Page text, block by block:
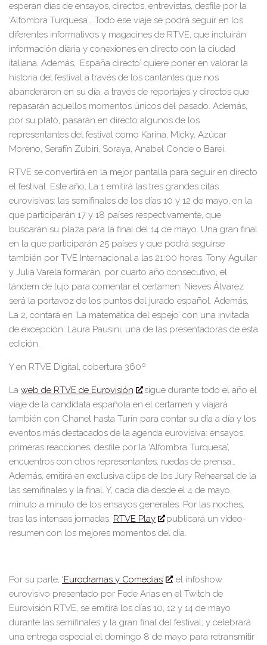
esperan días de ensayos, directos, entrevistas, desfile por la
‘Alfombra Turquesa’… Todo ese viaje se podrá seguir en los
diferentes informativos y magacines de RTVE, que incluirán
información diaria y conexiones en directo con la ciudad
italiana. Además, ‘España directo’ quiere poner en valorar la
historia del festival a través de los cantantes que nos
abanderaron en su día, a través de reportajes y directos que
repasarán aquellos momentos únicos del pasado. Además,
por su plató, pasarán en directo algunos de los
representantes del festival como Karina, Micky, Azúcar
Moreno, Serafín Zubiri, Soraya, Anabel Conde o Barei.
RTVE se convertirá en la mejor pantalla para seguir en directo
el festival. Este año, La 1 emitirá las tres grandes citas
eurovisivas: las semifinales de los días 10 y 12 de mayo, en la
que participarán 17 y 18 países respectivamente, que
buscarán su plaza para la final del 14 de mayo. Una gran final
en la que participarán 25 países y que podrá seguirse
también por TVE Internacional a las 21:00 horas. Tony Aguilar
y Julia Varela formarán, por cuarto año consecutivo, el
tándem de lujo para comentar el certamen. Nieves Álvarez
será la portavoz de los puntos del jurado español. Además,
La 2, contará en ‘La matemática del espejo’ con una invitada
de excepción: Laura Pausini, una de las presentadoras de esta
edición.
Y en RTVE Digital, cobertura 360º
La web de RTVE de Eurovisión
sigue durante todo el año el
viaje de la candidata española en el certamen y viajará
también con Chanel hasta Turín para contar su día a día y los
eventos más destacados de la agenda eurovisiva: ensayos,
primeras reacciones, desfile por la ‘Alfombra Turquesa’,
encuentros con otros representantes, ruedas de prensa…
Además, emitirá en exclusiva clips de los Jury Rehearsal de la
las semifinales y la final. Y, cada día desde el 4 de mayo,
minuto a minuto de los ensayos generales. Por las noches,
tras las intensas jornadas, RTVE Play
publicará un vídeo-
resumen con los mejores momentos del día.
Por su parte, ‘Eurodramas y Comedias’
, el infoshow
eurovisivo presentado por Fede Arias en el Twitch de
Eurovisión RTVE, se emitirá los días 10, 12 y 14 de mayo
durante las semifinales y la gran final del festival; y celebrará
una entrega especial el domingo 8 de mayo para retransmitir